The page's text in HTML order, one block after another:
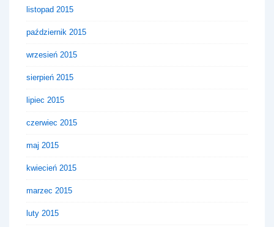
listopad 2015
październik 2015
wrzesień 2015
sierpień 2015
lipiec 2015
czerwiec 2015
maj 2015
kwiecień 2015
marzec 2015
luty 2015